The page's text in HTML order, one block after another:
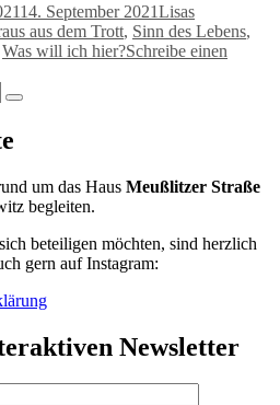
14. September 2021Lisas
aus dem Trott, Sinn des Lebens,
Was will ich hier?Schreibe einen
Suchen
um das Haus Meußlitzer Straße
begleiten.
beteiligen möchten, sind herzlich
gern auf Instagram:
Newsletter